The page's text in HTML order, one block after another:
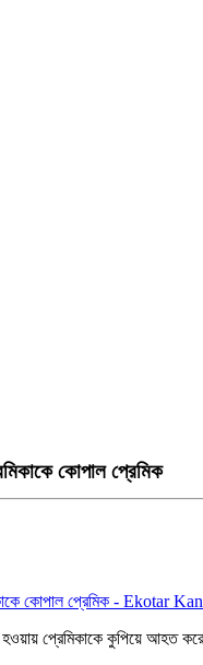
কোপাল প্রেমিক
হওয়ায় প্রেমিকাকে কুপিয়ে আহত